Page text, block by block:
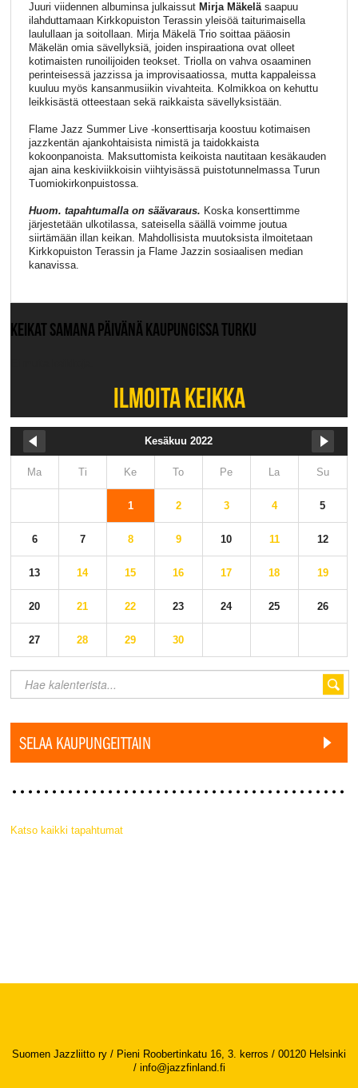
Juuri viidennen albuminsa julkaissut Mirja Mäkeläsaapuu
ilahduttamaan Kirkkopuiston Terassin yleisöä taiturimaisella
laulullaan ja soitollaan. Mirja Mäkelä Trio soittaa pääosin
Mäkelän omia sävellyksiä, joiden inspiraationa ovat olleet
kotimaisten runoilijoiden teokset. Triolla on vahva osaaminen
perinteisessä jazzissa ja improvisaatiossa, mutta kappaleissa
kuuluu myös kansanmusiikin vivahteita. Kolmikkoa on kehuttu
leikkisästä otteestaan sekä raikkaista sävellyksistään.
Flame Jazz Summer Live -konserttisarja koostuu kotimaisen
jazzkentän ajankohtaisista nimistä ja taidokkaista
kokoonpanoista. Maksuttomista keikoista nautitaan kesäkauden
ajan aina keskiviikkoisin viihtyisässä puistotunnelmassa Turun
Tuomiokirkonpuistossa.
Huom. tapahtumalla on säävaraus. Koska konserttimme
järjestetään ulkotilassa, sateisella säällä voimme joutua
siirtämään illan keikan. Mahdollisista muutoksista ilmoitetaan
Kirkkopuiston Terassin ja Flame Jazzin sosiaalisen median
kanavissa.
KEIKAT SAMANA PÄIVÄNÄ KAUPUNGISSA TURKU
ILMOITA KEIKKA
Kesäkuu 2022
Ma Ti Ke To Pe La Su
1 2 3 4 5
6 7 8 9 10 11 12
13 14 15 16 17 18 19
20 21 22 23 24 25 26
27 28 29 30
SELAA KAUPUNGEITTAIN
Katso kaikki tapahtumat
Suomen Jazzliitto ry / Pieni Roobertinkatu 16, 3. kerros / 00120 Helsinki
/ info@jazzfinland.fi